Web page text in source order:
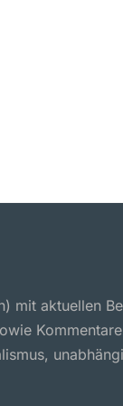
mit aktuellen